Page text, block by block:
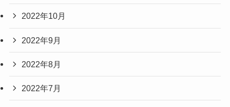
2022年10月
2022年9月
2022年8月
2022年7月